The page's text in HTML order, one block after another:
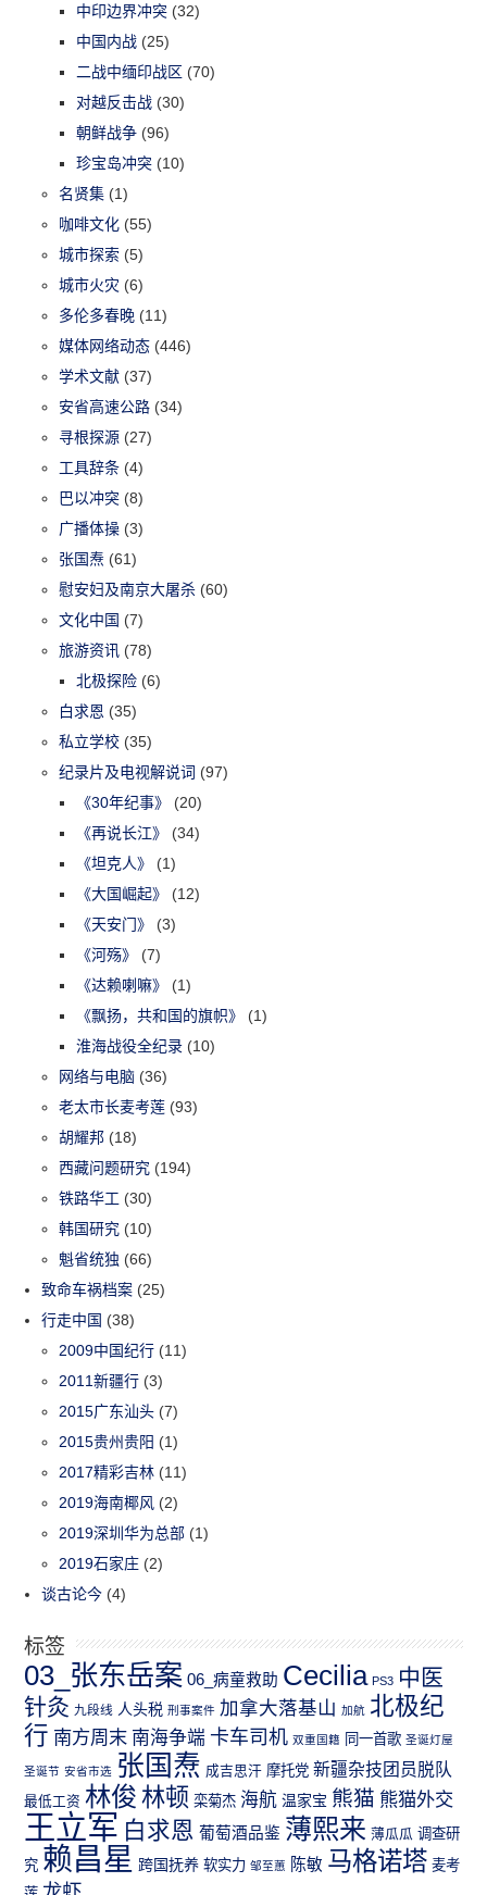
中印边界冲突 (32)
中国内战 (25)
二战中缅印战区 (70)
对越反击战 (30)
朝鲜战争 (96)
珍宝岛冲突 (10)
名贤集 (1)
咖啡文化 (55)
城市探索 (5)
城市火灾 (6)
多伦多春晚 (11)
媒体网络动态 (446)
学术文献 (37)
安省高速公路 (34)
寻根探源 (27)
工具辞条 (4)
巴以冲突 (8)
广播体操 (3)
张国焘 (61)
慰安妇及南京大屠杀 (60)
文化中国 (7)
旅游资讯 (78)
北极探险 (6)
白求恩 (35)
私立学校 (35)
纪录片及电视解说词 (97)
《30年纪事》
(20)
《再说长江》
(34)
《坦克人》
(1)
《大国崛起》
(12)
《天安门》
(3)
《河殇》
(7)
《达赖喇嘛》
(1)
《飘扬，共和国的旗帜》
(1)
淮海战役全纪录 (10)
网络与电脑 (36)
老太市长麦考莲 (93)
胡耀邦 (18)
西藏问题研究 (194)
铁路华工 (30)
韩国研究 (10)
魁省统独 (66)
致命车祸档案 (25)
行走中国 (38)
2009中国纪行 (11)
2011新疆行 (3)
2015广东汕头 (7)
2015贵州贵阳 (1)
2017精彩吉林 (11)
2019海南椰风 (2)
2019深圳华为总部 (1)
2019石家庄 (2)
谈古论今 (4)
标签
03_张东岳案 06_病童救助 Cecilia PS3 中医
针灸 九段线 人头税 刑事案件 加拿大落基山 加航 北极纪
行 南方周末 南海争端 卡车司机 双重国籍 同一首歌 圣诞灯屋
圣诞节 安省市选 张国焘 成吉思汗 摩托党 新疆杂技团员脱队
最低工资 林俊 林顿 栾菊杰 海航 温家宝 熊猫 熊猫外交
王立军 白求恩 葡萄酒品鉴 薄熙来 薄瓜瓜 调查研
究 赖昌星 跨国抚养 软实力 邹至蕙 陈敏 马格诺塔 麦考